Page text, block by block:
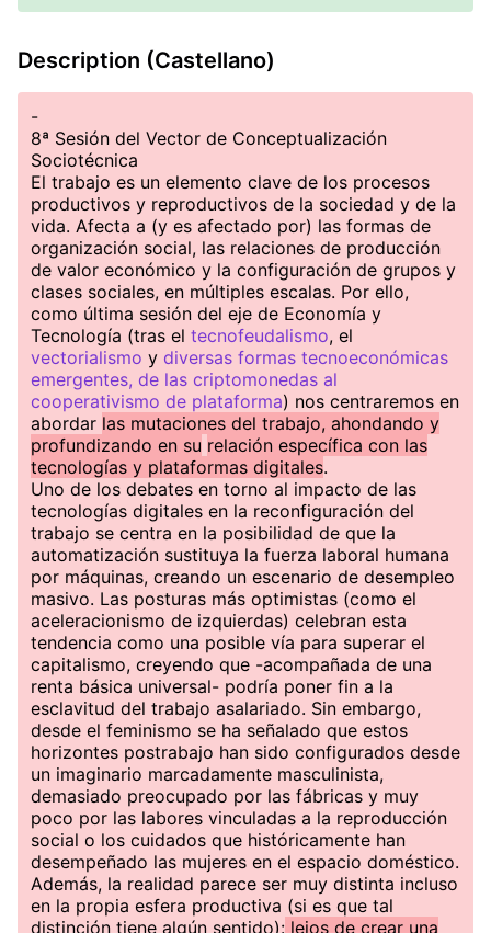
Description (Castellano)
-
8ª Sesión del Vector de Conceptualización
Sociotécnica
El trabajo es un elemento clave de los procesos
productivos y reproductivos de la sociedad y de la
vida. Afecta a (y es afectado por) las formas de
organización social, las relaciones de producción
de valor económico y la configuración de grupos y
clases sociales, en múltiples escalas. Por ello,
como última sesión del eje de Economía y
Tecnología (tras el tecnofeudalismo, el
vectorialismo y diversas formas tecnoeconómicas
emergentes, de las criptomonedas al
cooperativismo de plataforma) nos centraremos en
abordar las mutaciones del trabajo, ahondando y
profundizando en su relación específica con las
tecnologías y plataformas digitales.
Uno de los debates en torno al impacto de las
tecnologías digitales en la reconfiguración del
trabajo se centra en la posibilidad de que la
automatización sustituya la fuerza laboral humana
por máquinas, creando un escenario de desempleo
masivo. Las posturas más optimistas (como el
aceleracionismo de izquierdas) celebran esta
tendencia como una posible vía para superar el
capitalismo, creyendo que -acompañada de una
renta básica universal- podría poner fin a la
esclavitud del trabajo asalariado. Sin embargo,
desde el feminismo se ha señalado que estos
horizontes postrabajo han sido configurados desde
un imaginario marcadamente masculinista,
demasiado preocupado por las fábricas y muy
poco por las labores vinculadas a la reproducción
social o los cuidados que históricamente han
desempeñado las mujeres en el espacio doméstico.
Además, la realidad parece ser muy distinta incluso
en la propia esfera productiva (si es que tal
distinción tiene algún sentido): lejos de crear una